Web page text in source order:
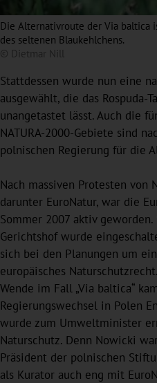
Die Alternativroute der Via baltica
des seltenen Blaukehlchens.
© Dietmar Nill
Stattdessen wurde nun eine
ausgewählt, die das
unangetastet lässt. Auch die
NATURA-2000-Gebiete sind
polnischen Regierung für die
Nach massiven Protesten von
darunter EuroNatur, war die
Sommer 2007 aktiv geworden.
Gerichtshof wurde
sich bei den Planungen um
europäisches
Wende im Fall „Via baltica“
Regierungswechsel in Polen
wurde zum Umweltminister
Naturschutz. Denn Nowicki
Präsident der polnischen
als Kurator auch eng mit